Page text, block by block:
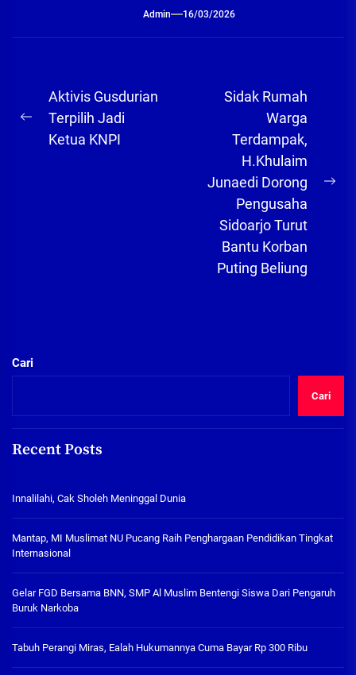
Admin 16/03/2026
Navigasi
pos
Previous
post:
Aktivis Gusdurian
Terpilih Jadi
Ketua KNPI
Sidak Rumah
Warga
Terdampak,
H.Khulaim
Junaedi Dorong
Pengusaha
Sidoarjo Turut
Bantu Korban
Puting Beliung
Cari
Cari
Recent Posts
Innalilahi, Cak Sholeh Meninggal Dunia
Mantap, MI Muslimat NU Pucang Raih Penghargaan Pendidikan Tingkat
Internasional
Gelar FGD Bersama BNN, SMP Al Muslim Bentengi Siswa Dari Pengaruh
Buruk Narkoba
Tabuh Perangi Miras, Ealah Hukumannya Cuma Bayar Rp 300 Ribu